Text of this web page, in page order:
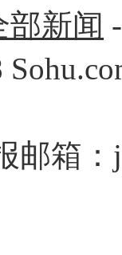
部新闻
邮箱：